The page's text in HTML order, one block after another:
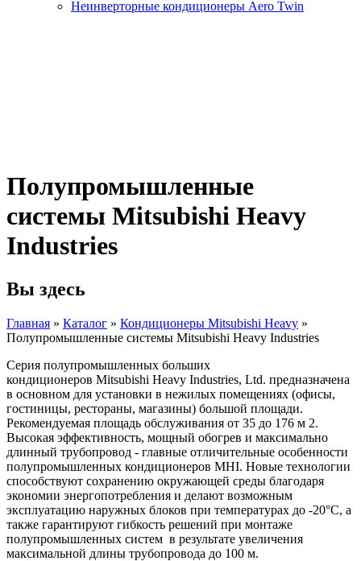
Неинверторные кондиционеры Aero Twin
Полупромышленные
системы Mitsubishi Heavy
Industries
Вы здесь
Главная » Каталог » Кондиционеры Mitsubishi Heavy »
Полупромышленные системы Mitsubishi Heavy Industries
Серия полупромышленных больших
кондиционеров Mitsubishi Heavy Industries, Ltd. предназначена
в основном для установки в нежилых помещениях (офисы,
гостиницы, рестораны, магазины) большой площади.
Рекомендуемая площадь обслуживания от 35 до 176 м 2.
Высокая эффективность, мощный обогрев и максимально
длинный трубопровод - главные отличительные особенности
полупромышленных кондиционеров MHI. Новые технологии
способствуют сохранению окружающей среды благодаря
экономии энергопотребления и делают возможным
эксплуатацию наружных блоков при температурах до -20°C, а
также гарантируют гибкость решений при монтаже
полупромышленных систем в результате увеличения
максимальной длины трубопровода до 100 м.